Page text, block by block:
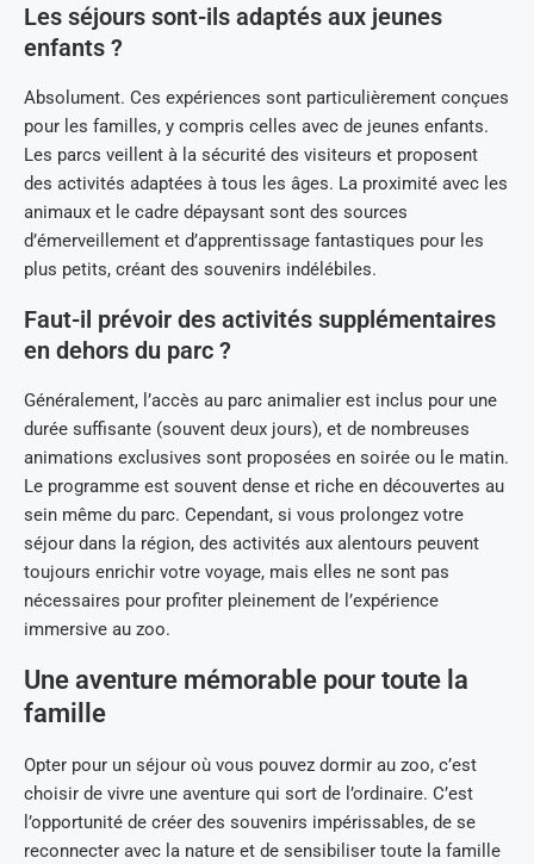
Les séjours sont-ils adaptés aux jeunes
enfants ?
Absolument. Ces expériences sont particulièrement conçues
pour les familles, y compris celles avec de jeunes enfants.
Les parcs veillent à la sécurité des visiteurs et proposent
des activités adaptées à tous les âges. La proximité avec les
animaux et le cadre dépaysant sont des sources
d’émerveillement et d’apprentissage fantastiques pour les
plus petits, créant des souvenirs indélébiles.
Faut-il prévoir des activités supplémentaires
en dehors du parc ?
Généralement, l’accès au parc animalier est inclus pour une
durée suffisante (souvent deux jours), et de nombreuses
animations exclusives sont proposées en soirée ou le matin.
Le programme est souvent dense et riche en découvertes au
sein même du parc. Cependant, si vous prolongez votre
séjour dans la région, des activités aux alentours peuvent
toujours enrichir votre voyage, mais elles ne sont pas
nécessaires pour profiter pleinement de l’expérience
immersive au zoo.
Une aventure mémorable pour toute la
famille
Opter pour un séjour où vous pouvez dormir au zoo, c’est
choisir de vivre une aventure qui sort de l’ordinaire. C’est
l’opportunité de créer des souvenirs impérissables, de se
reconnecter avec la nature et de sensibiliser toute la famille